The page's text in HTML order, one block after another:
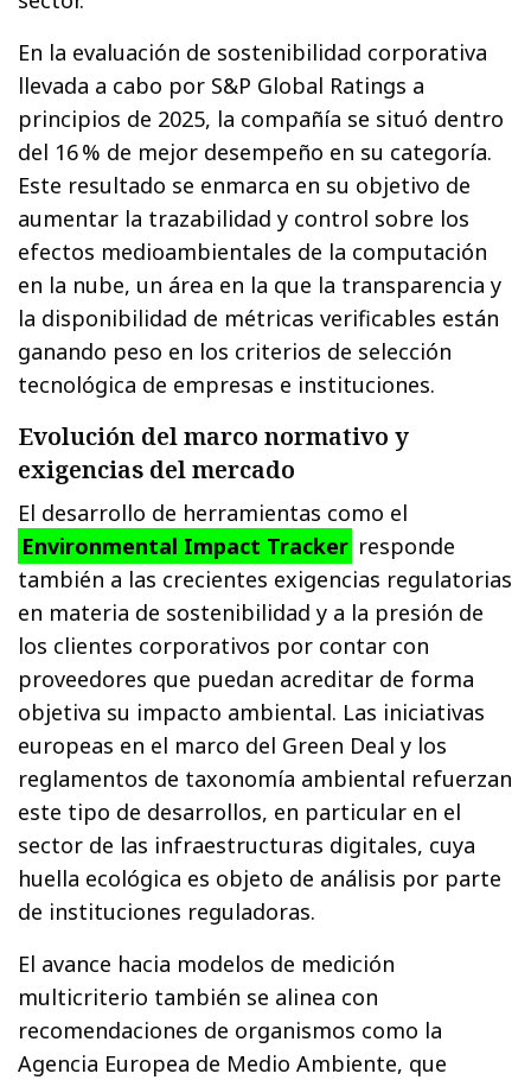
En la evaluación de sostenibilidad corporativa
llevada a cabo por S&P Global Ratings a
principios de 2025, la compañía se situó dentro
del 16 % de mejor desempeño en su categoría.
Este resultado se enmarca en su objetivo de
aumentar la trazabilidad y control sobre los
efectos medioambientales de la computación
en la nube, un área en la que la transparencia y
la disponibilidad de métricas verificables están
ganando peso en los criterios de selección
tecnológica de empresas e instituciones.
Evolución del marco normativo y
exigencias del mercado
El desarrollo de herramientas como el
Environmental Impact Tracker responde
también a las crecientes exigencias regulatorias
en materia de sostenibilidad y a la presión de
los clientes corporativos por contar con
proveedores que puedan acreditar de forma
objetiva su impacto ambiental. Las iniciativas
europeas en el marco del Green Deal y los
reglamentos de taxonomía ambiental refuerzan
este tipo de desarrollos, en particular en el
sector de las infraestructuras digitales, cuya
huella ecológica es objeto de análisis por parte
de instituciones reguladoras.
El avance hacia modelos de medición
multicriterio también se alinea con
recomendaciones de organismos como la
Agencia Europea de Medio Ambiente, que